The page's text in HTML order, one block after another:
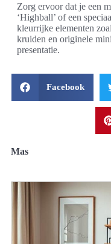
Zorg ervoor dat je een
‘Highball’ of een
kleurrijke elementen
kruiden en originele
presentatie.
Facebook
Mas